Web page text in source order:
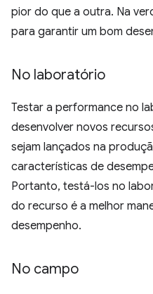
pior do que a outra. Na
para garantir um bom
No laboratório
Testar a performance no
desenvolver novos
sejam lançados na
características de
Portanto, testá-los no
do recurso é a melhor
desempenho.
No campo